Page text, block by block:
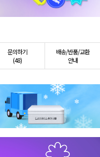
문의하기
(48)
배송/반품/교환
안내